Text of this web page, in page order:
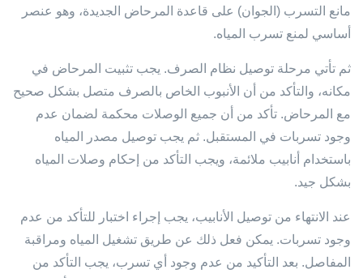
مانع التسرب (الجوان) على قاعدة المرحاض الجديدة، وهو عنصر
أساسي لمنع تسرب المياه.
ثم تأتي مرحلة توصيل نظام الصرف. يجب تثبيت المرحاض في
مكانه، والتأكد من أن الأنبوب الخاص بالصرف متصل بشكل صحيح
مع المرحاض. تأكد من أن جميع الوصلات محكمة لضمان عدم
وجود تسربات في المستقبل. ثم يجب توصيل مصدر المياه
باستخدام أنابيب ملائمة، ويجب التأكد من إحكام وصلات المياه
بشكل جيد.
عند الانتهاء من توصيل الأنابيب، يجب إجراء اختبار للتأكد من عدم
وجود تسربات. يمكن فعل ذلك عن طريق تشغيل المياه ومراقبة
المفاصل. بعد التأكيد من عدم وجود أي تسرب، يجب التأكد من